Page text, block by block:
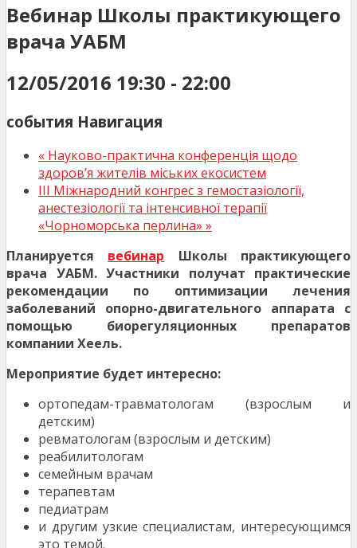
Вебинар Школы практикующего
врача УАБМ
12/05/2016 19:30 - 22:00
события Навигация
« Науково-практична конференція щодо
здоров’я жителів міських екосистем
III Міжнародний конгрес з гемостазіології,
анестезіології та інтенсивної терапії
«Чорноморська перлина» »
Планируется вебинар Школы практикующего
врача УАБМ. Участники получат практические
рекомендации по оптимизации лечения
заболеваний опорно-двигательного аппарата с
помощью биорегуляционных препаратов
компании Хеель.
Мероприятие будет интересно:
ортопедам-травматологам (взрослым и
детским)
ревматологам (взрослым и детским)
реабилитологам
семейным врачам
терапевтам
педиатрам
и другим узкие специалистам, интересующимся
это темой.